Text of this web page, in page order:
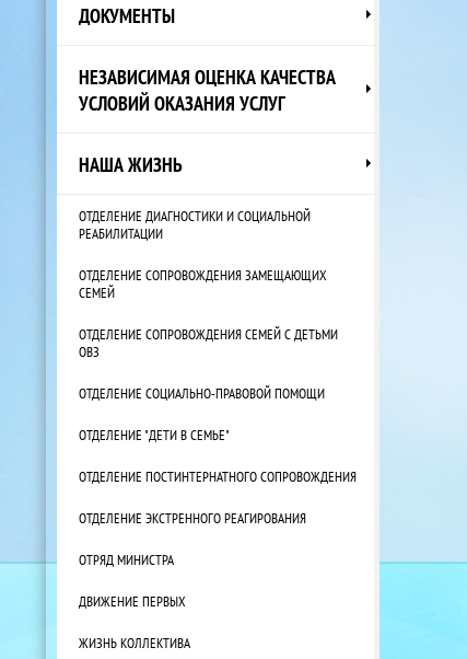
ДОКУМЕНТЫ
НЕЗАВИСИМАЯ ОЦЕНКА КАЧЕСТВА
УСЛОВИЙ ОКАЗАНИЯ УСЛУГ
НАША ЖИЗНЬ
ОТДЕЛЕНИЕ ДИАГНОСТИКИ И СОЦИАЛЬНОЙ
РЕАБИЛИТАЦИИ
ОТДЕЛЕНИЕ СОПРОВОЖДЕНИЯ ЗАМЕЩАЮЩИХ
СЕМЕЙ
ОТДЕЛЕНИЕ СОПРОВОЖДЕНИЯ СЕМЕЙ С ДЕТЬМИ
ОВЗ
ОТДЕЛЕНИЕ СОЦИАЛЬНО-ПРАВОВОЙ ПОМОЩИ
ОТДЕЛЕНИЕ "ДЕТИ В СЕМЬЕ"
ОТДЕЛЕНИЕ ПОСТИНТЕРНАТНОГО СОПРОВОЖДЕНИЯ
ОТДЕЛЕНИЕ ЭКСТРЕННОГО РЕАГИРОВАНИЯ
ОТРЯД МИНИСТРА
ДВИЖЕНИЕ ПЕРВЫХ
ЖИЗНЬ КОЛЛЕКТИВА